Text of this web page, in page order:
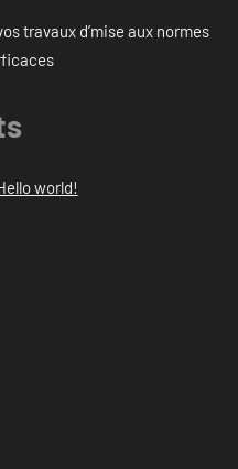
travaux d’mise aux normes
world!